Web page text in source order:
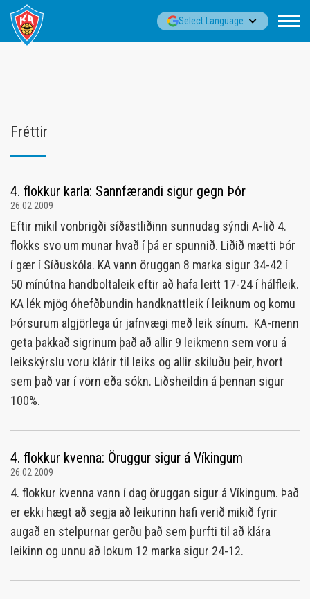
Fara
Select Language▼
Fréttir
4. flokkur karla: Sannfærandi sigur gegn Þór
26.02.2009
Eftir mikil vonbrigði síðastliðinn sunnudag sýndi A-lið 4.
flokks svo um munar hvað í þá er spunnið. Liðið mætti Þór
í gær í Síðuskóla. KA vann öruggan 8 marka sigur 34-42 í
50 mínútna handboltaleik eftir að hafa leitt 17-24 í hálfleik.
KA lék mjög óhefðbundin handknattleik í leiknum og komu
Þórsurum algjörlega úr jafnvægi með leik sínum. KA-menn
geta þakkað sigrinum það að allir 9 leikmenn sem voru á
leikskýrslu voru klárir til leiks og allir skiluðu þeir, hvort
sem það var í vörn eða sókn. Liðsheildin á þennan sigur
100%.
4. flokkur kvenna: Öruggur sigur á Víkingum
26.02.2009
4. flokkur kvenna vann í dag öruggan sigur á Víkingum. Það
er ekki hægt að segja að leikurinn hafi verið mikið fyrir
augað en stelpurnar gerðu það sem þurfti til að klára
leikinn og unnu að lokum 12 marka sigur 24-12.